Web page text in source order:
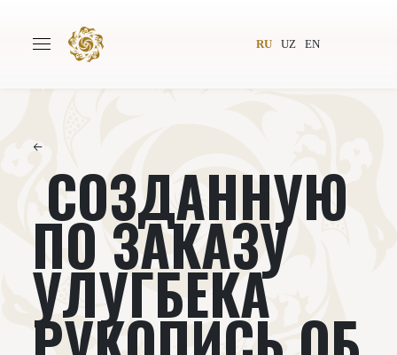
RU UZ EN
Всемирное общество
Новости
Проекты Подкасты
Книги Видеолекторий
←
СОЗДАННУЮ
ПО ЗАКАЗУ
УЛУГБЕКА